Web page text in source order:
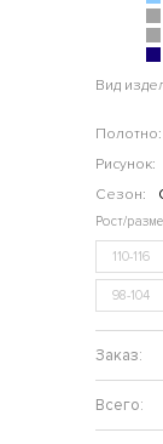
Вид
Полотно:
Рисунок:
Сезон:
110-116
98-104